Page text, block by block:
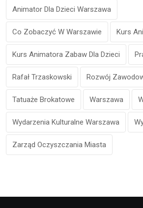
Animator Dla Dzieci Warszawa
Co Zobaczyć W Warszawie Kurs
Kurs Animatora Zabaw Dla Dzieci
Rafał Trzaskowski Rozwój
Tatuaże Brokatowe Warszawa
Wydarzenia Kulturalne Warszawa
Zarząd Oczyszczania Miasta